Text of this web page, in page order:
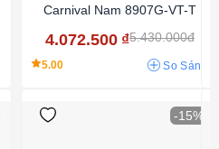
Carnival Nam 8907G-VT-T
4.072.500 ₫5.430.000đ
5.00 So Sánh
-15%